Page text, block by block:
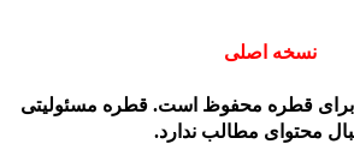
نسخه اصلی
قطره محفوظ است. قطره مسئولیتی
محتوای مطالب ندارد.